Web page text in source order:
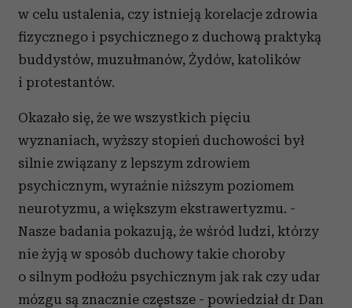
w celu ustalenia, czy istnieją korelacje zdrowia
fizycznego i psychicznego z duchową praktyką
buddystów, muzułmanów, Żydów, katolików
i protestantów.
Okazało się, że we wszystkich pięciu
wyznaniach, wyższy stopień duchowości był
silnie związany z lepszym zdrowiem
psychicznym, wyraźnie niższym poziomem
neurotyzmu, a większym ekstrawertyzmu. -
Nasze badania pokazują, że wśród ludzi, którzy
nie żyją w sposób duchowy takie choroby
o silnym podłożu psychicznym jak rak czy udar
mózgu są znacznie częstsze - powiedział dr Dan